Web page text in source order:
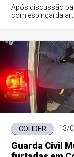
Após discussão
com espingarda
COLIDER 13/
Guarda Civil